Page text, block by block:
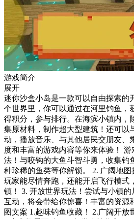
游戏简介
展开
迷你沙盒小岛是一款可以自由探索的
个世界里，你可以通过在河里钓鱼，
得积分，参与排行。在海滨小镇内，
集原材料，制作超大型建筑！还可以
动，播放音乐、与其他居民交朋友、
度和丰富的游戏内容等你来体验！
法！与咬钩的大鱼斗智斗勇，收集钓
种珍稀的鱼类等你解锁。 2. 广阔地
玩家能尽情奔跑，还能开启飞行模式
镇！ 3. 开放世界玩法！尝试与小镇
互动，将会带给你惊喜！丰富的资源
图文案 1.趣味钓鱼收藏！ 2.广阔开放